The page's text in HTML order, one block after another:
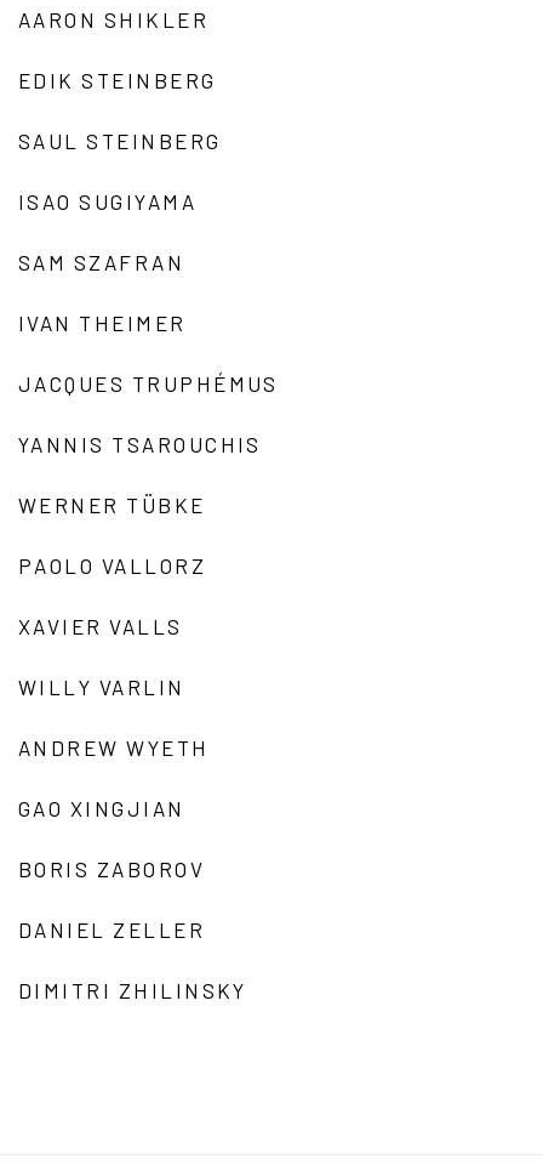
AARON SHIKLER
EDIK STEINBERG
SAUL STEINBERG
ISAO SUGIYAMA
SAM SZAFRAN
IVAN THEIMER
JACQUES TRUPHÉMUS
YANNIS TSAROUCHIS
WERNER TÜBKE
PAOLO VALLORZ
XAVIER VALLS
WILLY VARLIN
ANDREW WYETH
GAO XINGJIAN
BORIS ZABOROV
DANIEL ZELLER
DIMITRI ZHILINSKY